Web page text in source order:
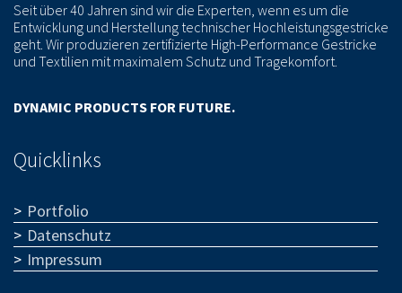
Seit über 40 Jahren sind wir die Experten, wenn es um die
Entwicklung und Herstellung technischer Hochleistungsgestricke
geht. Wir produzieren zertifizierte High-Performance Gestricke
und Textilien mit maximalem Schutz und Tragekomfort.
DYNAMIC PRODUCTS FOR FUTURE.
Quicklinks
Portfolio
Datenschutz
Impressum